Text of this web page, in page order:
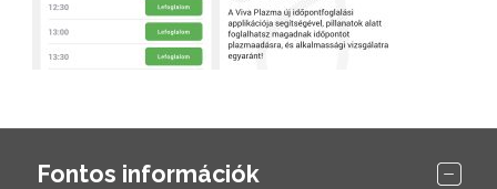
Fontos információk